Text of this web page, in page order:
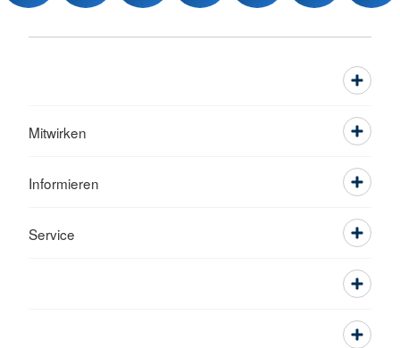
Mitwirken
Informieren
Service